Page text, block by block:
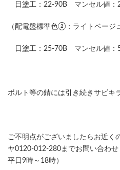
日塗工：22-90B マンセル値：
（配電盤標準色②：ライトベージ
日塗工：25-70B マンセル値：
ボルト等の錆には引き続きサビキ
ご不明点がございましたらお近く
ヤ0120-012-280までお問い合わ
平日9時～18時）